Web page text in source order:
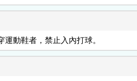
運動鞋者，禁止入內打球。